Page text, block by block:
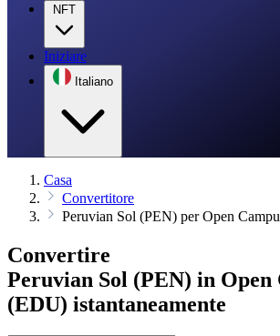
NFT
Iniziare
Italiano
Casa
Convertitore
Peruvian Sol (PEN) per Open
Convertire
Peruvian Sol (PEN) in Open
(EDU) istantaneamente